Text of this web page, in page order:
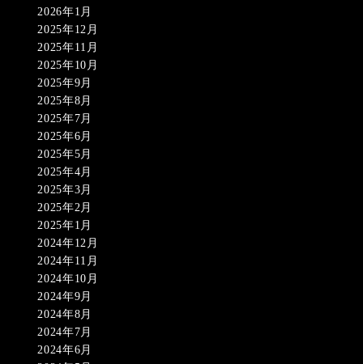
2026年1月
2025年12月
2025年11月
2025年10月
2025年9月
2025年8月
2025年7月
2025年6月
2025年5月
2025年4月
2025年3月
2025年2月
2025年1月
2024年12月
2024年11月
2024年10月
2024年9月
2024年8月
2024年7月
2024年6月